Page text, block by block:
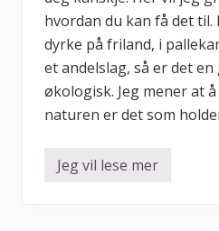
p
l
a
n
t
e
l
y
hvordan du kan få det til.
dyrke på friland, i
et andelslag, så er det
økologisk. Jeg mener at
naturen er det som
H
Jeg vil lese mer